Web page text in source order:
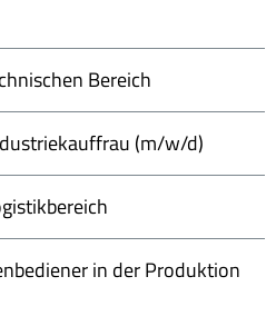
Bereich
(m/w/d)
in der Produktion